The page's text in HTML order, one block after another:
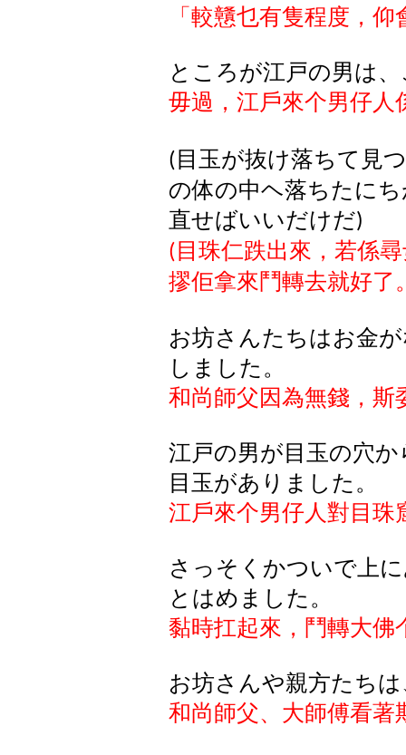
「較戇乜有隻程度，
ところが江戸の男は
毋過，江戶來个男仔人
( 目玉が抜け落ちて見
の体の中ヘ落ちたに
直せばいいだけだ)
( 目珠仁跌出來，若係
摎佢拿來鬥轉去就好了
お坊さんたちはお金
しました。
和尚師父因為無錢，斯
江戸の男が目玉の穴
目玉がありました。
江戶來个男仔人對目珠
さっそくかついで上
とはめました。
黏時扛起來，鬥轉大佛
お坊さんや親方たち
和尚師父、大師傅看著